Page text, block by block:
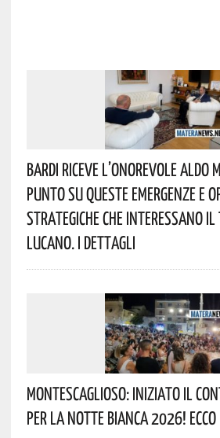
Bardi Riceve L’onorevole Aldo
Punto Su Queste Emergenze E
Strategiche Che Interessano
Lucano. I Dettagli
Montescaglioso: Iniziato Il
Per La Notte Bianca 2026!